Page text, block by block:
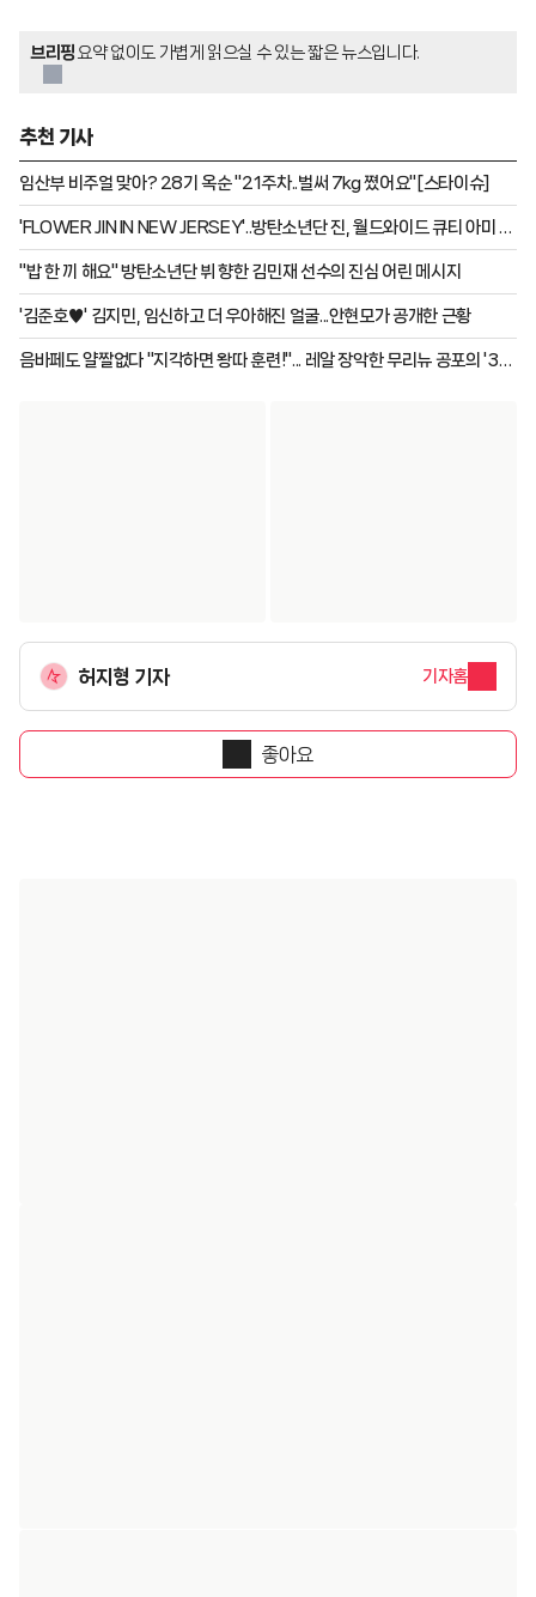
브리핑요약 없이도 가볍게 읽으실 수 있는 짧은 뉴스입니다.
추천 기사
임산부 비주얼 맞아? 28기 옥순 "21주차..벌써 7kg 쪘어요"[스타이슈]
'FLOWER JIN IN NEW JERSEY'..방탄소년단 진, 월드와이드 큐티 아미 녹
인 월드와이드 핸섬 환상 라이브
"밥 한 끼 해요" 방탄소년단 뷔 향한 김민재 선수의 진심 어린 메시지
'김준호♥' 김지민, 임신하고 더 우아해진 얼굴...안현모가 공개한 근황
음바페도 얄짤없다 "지각하면 왕따 훈련!"... 레알 장악한 무리뉴 공포의 '3대
허지형 기자 기자홈
좋아요